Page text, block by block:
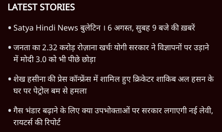
LATEST STORIES
Satya Hindi News बुलेटिन । 6 अगस्त, सुबह 9 बजे की ख़बरें
जनता का 2.32 करोड़ रोज़ाना खर्चः योगी सरकार ने विज्ञापनों पर उड़ाने
में मोदी 3.0 को भी पीछे छोड़ा
शेख हसीना की प्रेस कॉन्फ्रेंस में शामिल हुए क्रिकेटर शाकिब अल हसन के
घर पर पेट्रोल बम से हमला
गैस भंडार बढ़ाने के लिए क्या उपभोक्ताओं पर सरकार लगाएगी नई लेवी,
रायटर्स की रिपोर्ट